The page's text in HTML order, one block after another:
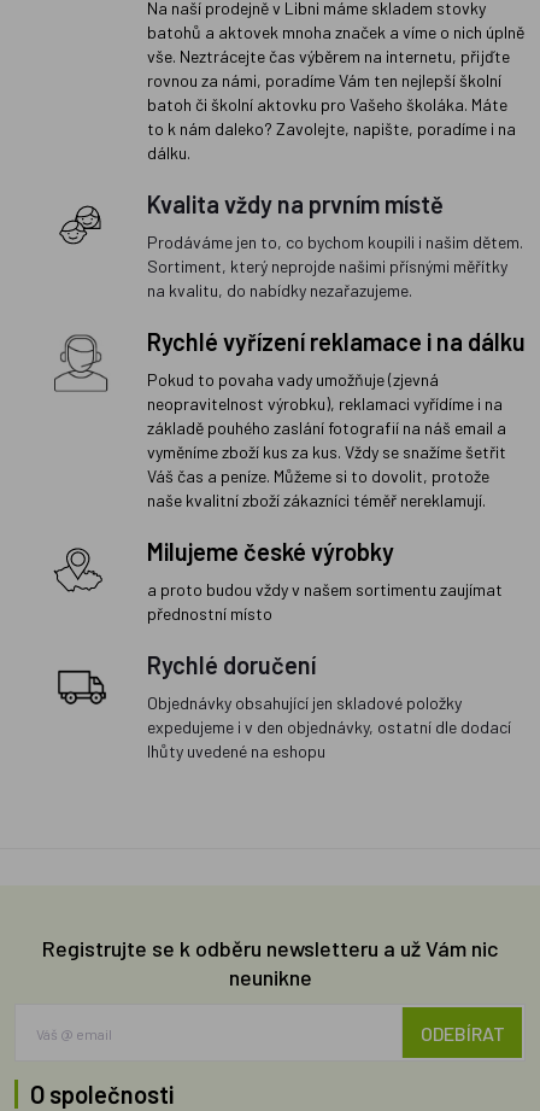
Na naší prodejně v Libni máme skladem stovky
batohů a aktovek mnoha značek a víme o nich úplně
vše. Neztrácejte čas výběrem na internetu, přijďte
rovnou za námi, poradíme Vám ten nejlepší školní
batoh či školní aktovku pro Vašeho školáka. Máte
to k nám daleko? Zavolejte, napište, poradíme i na
dálku.
Kvalita vždy na prvním místě
Prodáváme jen to, co bychom koupili i našim dětem.
Sortiment, který neprojde našimi přísnými měřítky
na kvalitu, do nabídky nezařazujeme.
Rychlé vyřízení reklamace i na dálku
Pokud to povaha vady umožňuje (zjevná
neopravitelnost výrobku), reklamaci vyřídíme i na
základě pouhého zaslání fotografií na náš email a
vyměníme zboží kus za kus. Vždy se snažíme šetřit
Váš čas a peníze. Můžeme si to dovolit, protože
naše kvalitní zboží zákazníci téměř nereklamují.
Milujeme české výrobky
a proto budou vždy v našem sortimentu zaujímat
přednostní místo
Rychlé doručení
Objednávky obsahující jen skladové položky
expedujeme i v den objednávky, ostatní dle dodací
lhůty uvedené na eshopu
Registrujte se k odběru newsletteru a už Vám nic
neunikne
ODEBÍRAT
O společnosti